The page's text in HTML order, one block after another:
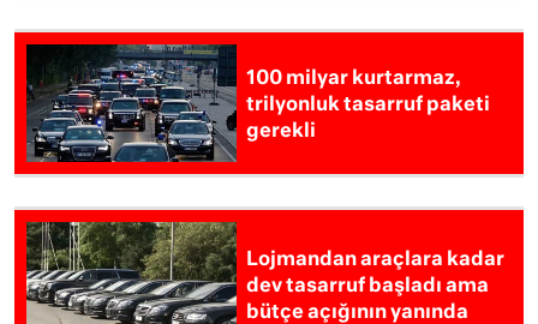
100 milyar kurtarmaz,
trilyonluk tasarruf paketi
gerekli
Lojmandan araçlara kadar
dev tasarruf başladı ama
bütçe açığının yanında